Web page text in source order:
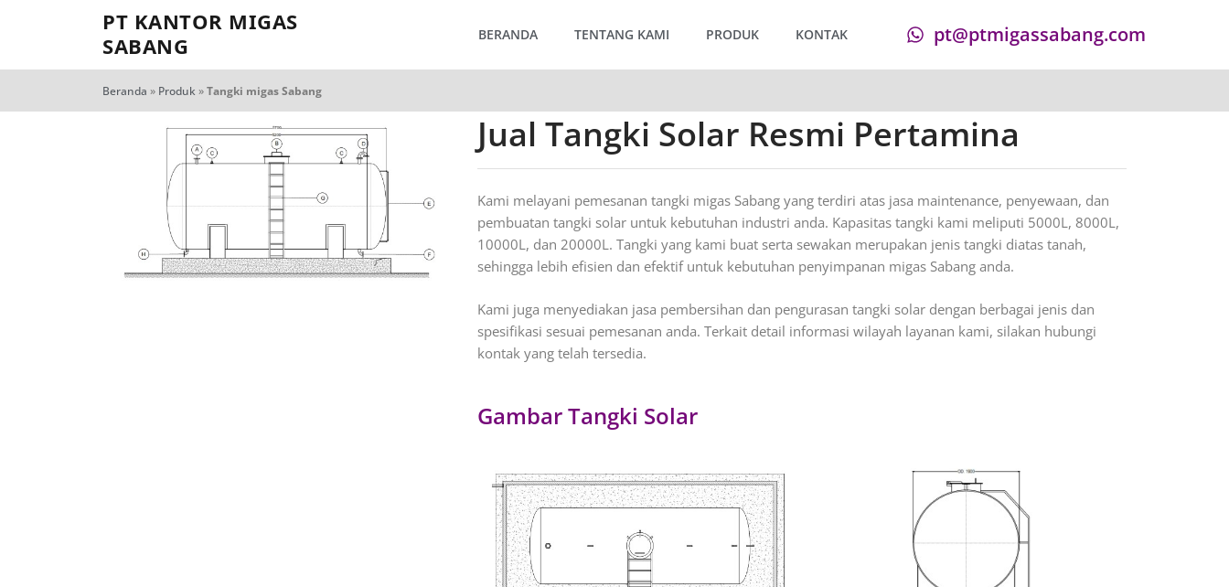
PT KANTOR MIGAS
SABANG
BERANDA TENTANG KAMI PRODUK KONTAK pt@ptmigassabang.com
Beranda » Produk »Tangki migas Sabang
Jual Tangki Solar Resmi Pertamina
Kami melayani pemesanan tangki migas Sabang yang terdiri atas jasa maintenance, penyewaan, dan
pembuatan tangki solar untuk kebutuhan industri anda. Kapasitas tangki kami meliputi 5000L, 8000L,
10000L, dan 20000L. Tangki yang kami buat serta sewakan merupakan jenis tangki diatas tanah,
sehingga lebih efisien dan efektif untuk kebutuhan penyimpanan migas Sabang anda.
Kami juga menyediakan jasa pembersihan dan pengurasan tangki solar dengan berbagai jenis dan
spesifikasi sesuai pemesanan anda. Terkait detail informasi wilayah layanan kami, silakan hubungi
kontak yang telah tersedia.
Gambar Tangki Solar